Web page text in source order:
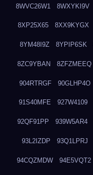
8WVC26W1 8WXYKI9V
8XP25X65 8XX9KYGX
8YM48I9Z 8YPIP6SK
8ZC9YBAN 8ZFZMEEQ
904RTRGF 90GLHP4O
91S40MFE 927W4109
92QF91PP 939W5AR4
93L2IZDP 93Q1LPRJ
94CQZMDW 94E5VQT2